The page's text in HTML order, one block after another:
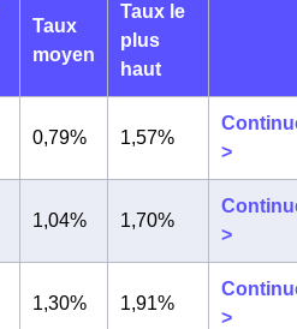
Taux
moyen
Taux le
plus
haut
0,79% 1,57%
>
1,04% 1,70%
>
1,30% 1,91%
>